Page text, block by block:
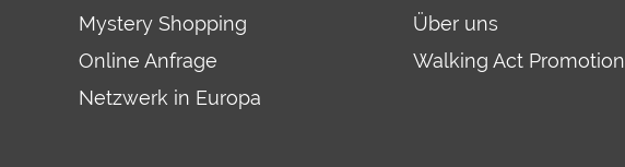
Mystery Shopping
Online Anfrage
Netzwerk in Europa
Über uns
Walking Act Promotion